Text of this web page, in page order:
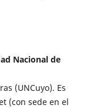
Nacional de
(UNCuyo). Es
(con sede en el